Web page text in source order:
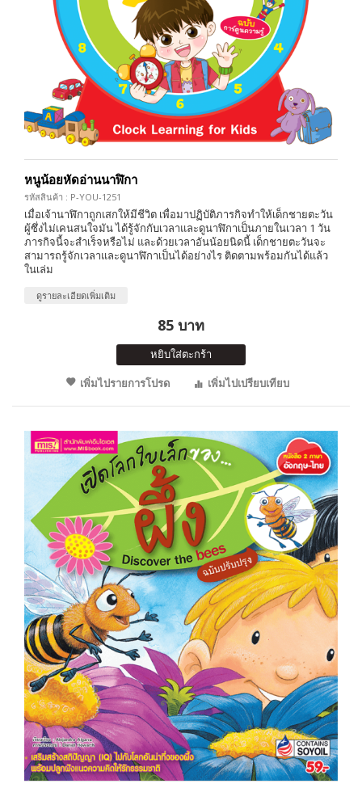
หนูน้อยหัดอ่านนาฬิกา
รหัสสินค้า : P-YOU-1251
เมื่อเจ้านาฬิกาถูกเสกให้มีชีวิต เพื่อมาปฏิบัติภารกิจทำให้เด็กชายตะวัน
ผู้ซึ่งไม่เคนสนใจมัน ได้รู้จักกับเวลาและดูนาฬิกาเป็นภายในเวลา 1 วัน
ภารกิจนี้จะสำเร็จหรือไม่ และด้วยเวลาอันน้อยนิดนี้ เด็กชายตะวันจะ
สามารถรู้จักเวลาและดูนาฬิกาเป็นได้อย่างไร ติดตามพร้อมกันได้แล้ว
ในเล่ม
ดูรายละเอียดเพิ่มเติม
85 บาท
หยิบใส่ตะกร้า
เพิ่มไปรายการโปรด
เพิ่มไปเปรียบเทียบ